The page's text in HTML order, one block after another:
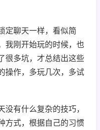
定聊天一样，看似简
我刚开始玩的时候，也
很多坑，才总结出这些
操作，多玩几次，多试
有什么复杂的技巧，
方式，根据自己的习惯